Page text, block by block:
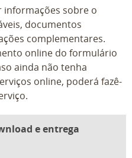
informações sobre o
documentos
complementares.
online do formulário
ainda não tenha
online, poderá fazê-
e entrega